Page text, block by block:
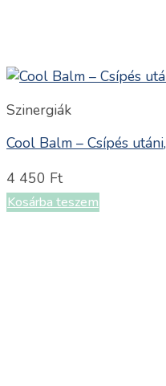
Szinergiák
Cool Balm – Csípés
4 450 Ft
Kosárba teszem